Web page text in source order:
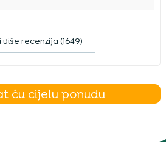
više recenzija (1649)
ću cijelu ponudu